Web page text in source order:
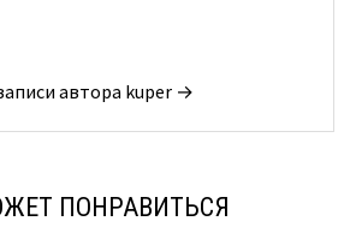
автора kuper →
ПОНРАВИТЬСЯ